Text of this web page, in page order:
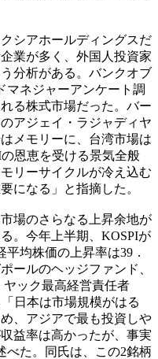
シアホールディングスだ
業が多く、外国人投資家
分析がある。バンクオブ
マネジャーアンケート調
る株式市場だった。バー
アジェイ・ラジャディヤ
メモリーに、台湾市場は
恩恵を受ける景気全般
リーサイクルが冷え込む
になる」と指摘した。
場のさらなる上昇余地が
。今年上半期、KOSPIが
均株価の上昇率は39．
ールのヘッジファンド、
ック最高経営責任者
日本は市場規模がはる
、アジアで最も投資しや
益率は高かったが、事実
べた。同氏は、この2銘柄